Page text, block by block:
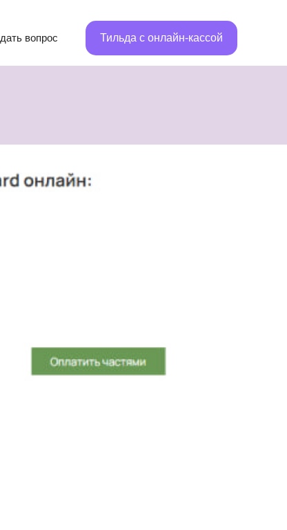
Тильда с онлайн-кассой
вопрос